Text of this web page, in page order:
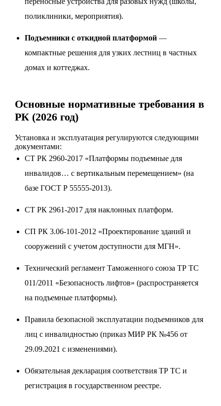
поликлиники, мероприятия).
Подъемники с откидной платформой —
компактные решения для узких лестниц в частных
домах и коттеджах.
Основные нормативные требования в
РК (2026 год)
Установка и эксплуатация регулируются следующими
документами:
СТ РК 2960-2017 «Платформы подъемные для
инвалидов… с вертикальным перемещением» (на
базе ГОСТ Р 55555-2013).
СТ РК 2961-2017 для наклонных платформ.
СП РК 3.06-101-2012 «Проектирование зданий и
сооружений с учетом доступности для МГН».
Технический регламент Таможенного союза ТР ТС
011/2011 «Безопасность лифтов» (распространяется
на подъемные платформы).
Правила безопасной эксплуатации подъемников для
лиц с инвалидностью (приказ МИР РК №456 от
29.09.2021 с изменениями).
Обязательная декларация соответствия ТР ТС и
регистрация в государственном реестре.